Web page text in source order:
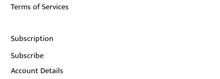
Terms of Services
Subscription
Subscribe
Account Details